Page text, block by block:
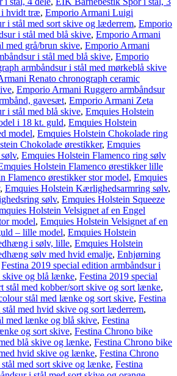
hvidt træ, Emporio Armani Luigi
i stål med sort skive og læderrem, Emporio
i stål med blå skive, Emporio Armani
med grå/brun skive, Emporio Armani
i stål med blå skive, Emporio
armbåndsur i stål med mørkeblå skive
Renato chronograph ceramic
, Emporio Armani Ruggero armbåndsur
gavesæt, Emporio Armani Zeta
i stål med blå skive, Emquies Holstein
i 18 kt. guld, Emquies Holstein
model, Emquies Holstein Chokolade ring
Chokolade ørestikker, Emquies
, Emquies Holstein Flamenco ring sølv
Holstein Flamenco ørestikker lille
Flamenco ørestikker stor model, Emquies
, Emquies Holstein Kærlighedsarmring sølv,
sølv, Emquies Holstein Squeeze
Holstein Velsignet af en Engel
model, Emquies Holstein Velsignet af en
– lille model, Emquies Holstein
i sølv, lille, Emquies Holstein
sølv med hvid emalje, Enhjørning
Festina 2019 special edition armbåndsur i
skive og blå lænke, Festina 2019 special
stål med kobber/sort skive og sort lænke,
stål med lænke og sort skive, Festina
med hvid skive og sort læderrem,
med lænke og blå skive, Festina
og sort skive, Festina Chrono bike
blå skive og lænke, Festina Chrono bike
hvid skive og lænke, Festina Chrono
med sort skive og lænke, Festina